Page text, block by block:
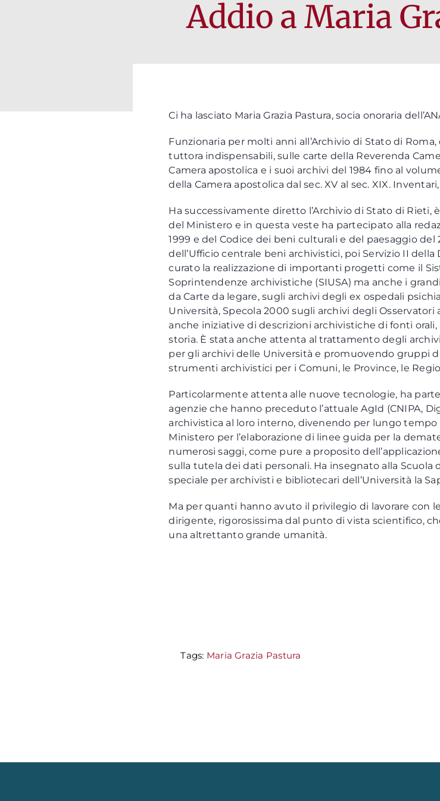
Addio a Maria
Ci ha lasciato Maria Grazia Pastura, socia onoraria
Funzionaria per molti anni all’Archivio di Stato di
tuttora indispensabili, sulle carte della Reverenda
Camera apostolica e i suoi archivi del 1984 fino al
della Camera apostolica dal sec. XV al sec. XIX.
Ha successivamente diretto l’Archivio di Stato di Rieti,
del Ministero e in questa veste ha partecipato alla
1999 e del Codice dei beni culturali e del paesaggio
dell’Ufficio centrale beni archivistici, poi Servizio II
curato la realizzazione di importanti progetti come il
Soprintendenze archivistiche (SIUSA) ma anche i
da Carte da legare, sugli archivi degli ex ospedali
Università, Specola 2000 sugli archivi degli
anche iniziative di descrizioni archivistiche di fonti
storia. È stata anche attenta al trattamento degli
per gli archivi delle Università e promuovendo gruppi
strumenti archivistici per i Comuni, le Province, le
Particolarmente attenta alle nuove tecnologie, ha
agenzie che hanno preceduto l’attuale AgId (CNIPA,
archivistica al loro interno, divenendo per lungo
Ministero per l’elaborazione di linee guida per la
numerosi saggi, come pure a proposito
sulla tutela dei dati personali. Ha insegnato alla Scuola
speciale per archivisti e bibliotecari dell’Università la
Ma per quanti hanno avuto il privilegio di lavorare con
dirigente, rigorosissima dal punto di vista scientifico,
una altrettanto grande umanità.
Tags: Maria Grazia Pastura